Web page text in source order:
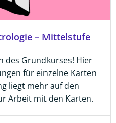
– Mittelstufe
des Grundkurses! Hier
für einzelne Karten
liegt mehr auf den
Arbeit mit den Karten.